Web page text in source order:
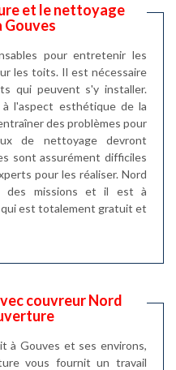
et le nettoyage
Gouves
pour entretenir les
les toits. Il est nécessaire
qui peuvent s'y installer.
l'aspect esthétique de la
des problèmes pour
de nettoyage devront
sont assurément difficiles
pour les réaliser. Nord
des missions et il est à
est totalement gratuit et
couvreur Nord
à Gouves et ses environs,
vous fournit un travail